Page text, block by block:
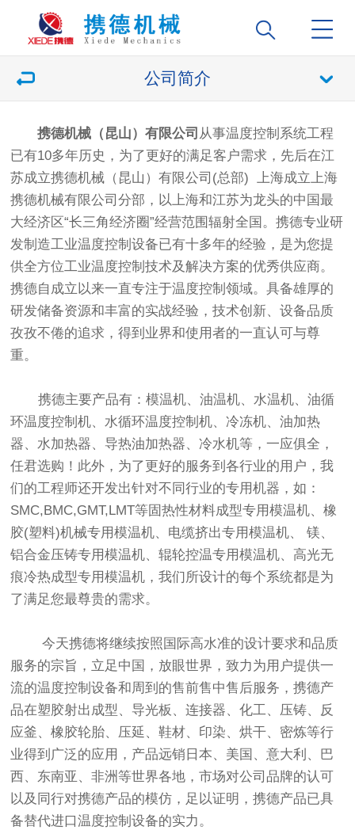
公司简介
携德机械（昆山）有限公司 从事温度控制系统工程
已有10多年历史，为了更好的满足客户需求，先后在江
苏成立携德机械（昆山）有限公司(总部) 上海成立上海
携德机械有限公司分部，以上海和江苏为龙头的中国最
大经济区“长三角经济圈”经营范围辐射全国。携德专业研
发制造工业温度控制设备已有十多年的经验，是为您提
供全方位工业温度控制技术及解决方案的优秀供应商。
携德自成立以来一直专注于温度控制领域。具备雄厚的
研发储备资源和丰富的实战经验，技术创新、设备品质
孜孜不倦的追求，得到业界和使用者的一直认可与尊
重。
携德主要产品有：模温机、油温机、水温机、油循
环温度控制机、水循环温度控制机、冷冻机、油加热
器、水加热器、导热油加热器、冷水机等，一应俱全，
任君选购！此外，为了更好的服务到各行业的用户，我
们的工程师还开发出针对不同行业的专用机器，如：
SMC,BMC,GMT,LMT等固热性材料成型专用模温机、橡
胶(塑料)机械专用模温机、电缆挤出专用模温机、 镁、
铝合金压铸专用模温机、辊轮控温专用模温机、高光无
痕冷热成型专用模温机，我们所设计的每个系统都是为
了满足您最尊贵的需求。
今天携德将继续按照国际高水准的设计要求和品质
服务的宗旨，立足中国，放眼世界，致力为用户提供一
流的温度控制设备和周到的售前售中售后服务，携德产
品在塑胶射出成型、导光板、连接器、化工、压铸、反
应釜、橡胶轮胎、压延、鞋材、印染、烘干、密炼等行
业得到广泛的应用，产品远销日本、美国、意大利、巴
西、东南亚、非洲等世界各地，市场对公司品牌的认可
以及同行对携德产品的模仿，足以证明，携德产品已具
备替代进口温度控制设备的实力。